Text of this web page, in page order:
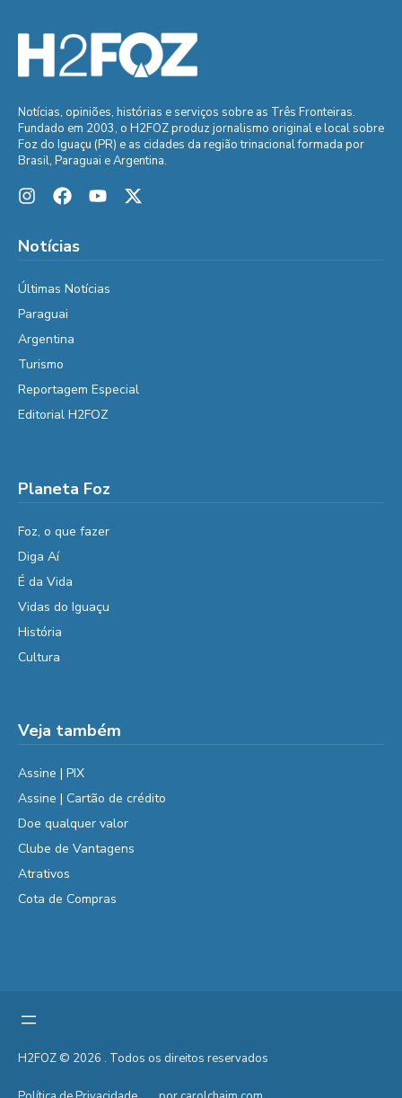
Notícias, opiniões, histórias e serviços sobre as Três Fronteiras.
Fundado em 2003, o H2FOZ produz jornalismo original e local sobre
Foz do Iguaçu (PR) e as cidades da região trinacional formada por
Brasil, Paraguai e Argentina.
Notícias
Últimas Notícias
Paraguai
Argentina
Turismo
Reportagem Especial
Editorial H2FOZ
Planeta Foz
Foz, o que fazer
Diga Aí
É da Vida
Vidas do Iguaçu
História
Cultura
Veja também
Assine | PIX
Assine | Cartão de crédito
Doe qualquer valor
Clube de Vantagens
Atrativos
Cota de Compras
H2FOZ © 2026 . Todos os direitos reservados